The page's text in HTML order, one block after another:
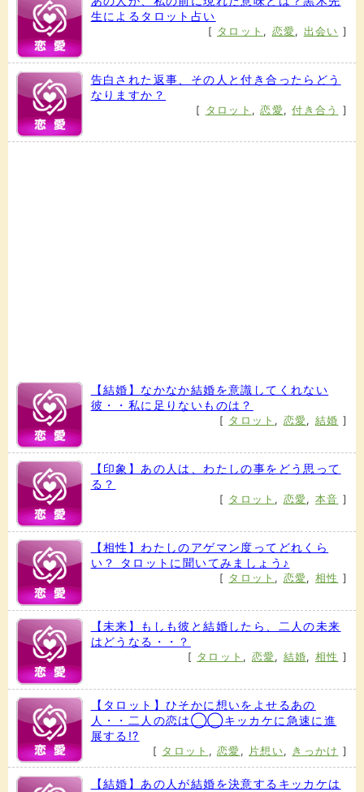
生によるタロット占い
[ タロット , 恋愛, 出会い ]
告白された返事、その人と付き合ったらどう
なりますか？
[ タロット ,恋愛,付き合う ]
【結婚】なかなか結婚を意識してくれない
彼・・私に足りないものは？
[ タロット , 恋愛, 結婚 ]
【印象】あの人は、わたしの事をどう思って
る？
[ タロット , 恋愛, 本音 ]
【相性】わたしのアゲマン度ってどれくら
い？ タロットに聞いてみましょう♪
[ タロット , 恋愛, 相性 ]
【未来】もしも彼と結婚したら、二人の未来
はどうなる・・？
[ タロット , 恋愛, 結婚, 相性 ]
【タロット】ひそかに想いをよせるあの
人・・二人の恋は◯◯キッカケに急速に進
展する!?
[ タロット ,恋愛 , 片想い, きっかけ ]
【結婚】あの人が結婚を決意するキッカケは